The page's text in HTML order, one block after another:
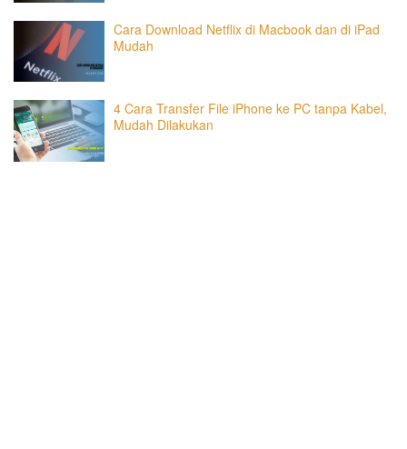
Cara Download Netflix di Macbook dan di iPad
Mudah
4 Cara Transfer File iPhone ke PC tanpa Kabel,
Mudah Dilakukan